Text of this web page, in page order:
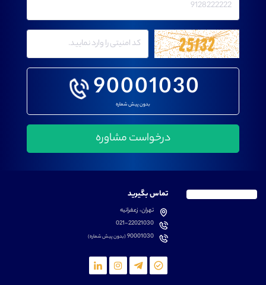
90001030
بدون پیش شماره
تماس بگیرید
تهران، زعفرانیه
021-22021030
90001030(بدون پیش شماره)